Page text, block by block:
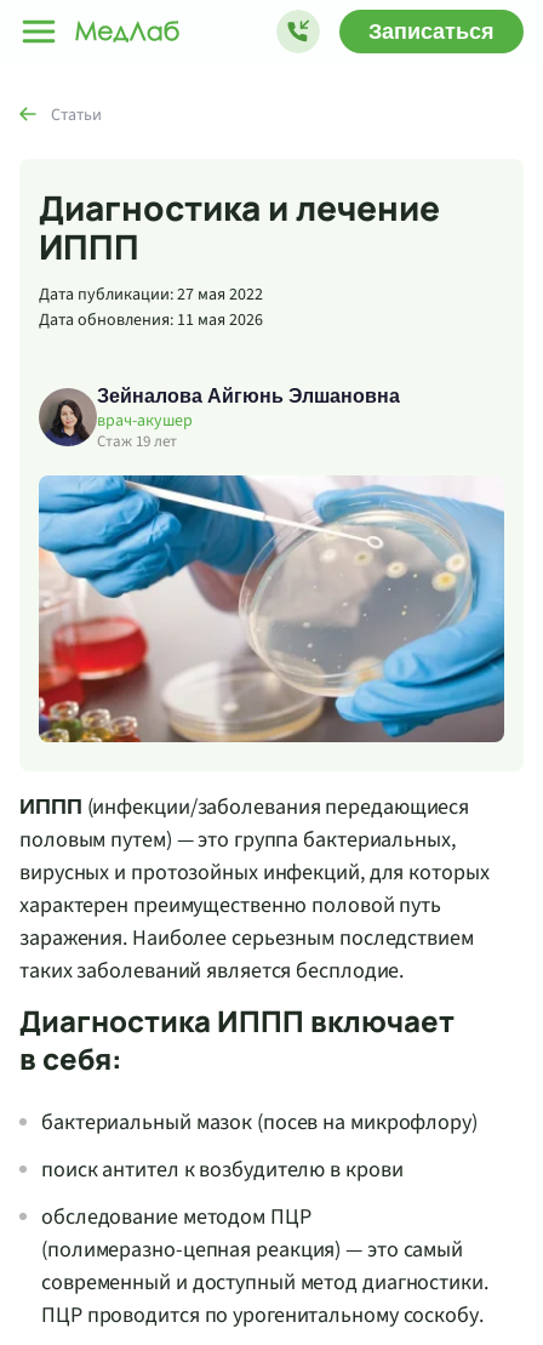
Записаться
Статьи
Диагностика и лечение
ИППП
Дата публикации: 27 мая 2022
Дата обновления: 11 мая 2026
Зейналова Айгюнь Элшановна
врач-акушер
Стаж 19 лет
ИППП (инфекции/заболевания передающиеся
половым путем) — это группа бактериальных,
вирусных и протозойных инфекций, для которых
характерен преимущественно половой путь
заражения. Наиболее серьезным последствием
таких заболеваний является бесплодие.
Диагностика ИППП включает
в себя:
бактериальный мазок (посев на микрофлору)
поиск антител к возбудителю в крови
обследование методом ПЦР
(полимеразно-цепная реакция) — это самый
современный и доступный метод диагностики.
ПЦР проводится по урогенитальному соскобу.